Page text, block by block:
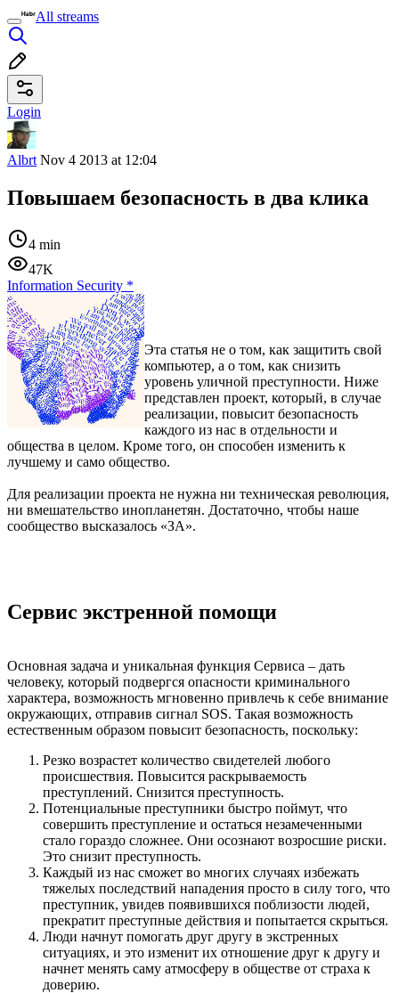
All streams
Login
Albrt Nov 4 2013 at 12:04
Повышаем безопасность в два клика
4 min
47K
Information Security *
Эта статья не о том, как защитить свой
компьютер, а о том, как снизить
уровень уличной преступности. Ниже
представлен проект, который, в случае
реализации, повысит безопасность
каждого из нас в отдельности и
общества в целом. Кроме того, он способен изменить к
лучшему и само общество.
Для реализации проекта не нужна ни техническая революция,
ни вмешательство инопланетян. Достаточно, чтобы наше
сообщество высказалось «ЗА».
Сервис экстренной помощи
Основная задача и уникальная функция Сервиса – дать
человеку, который подвергся опасности криминального
характера, возможность мгновенно привлечь к себе внимание
окружающих, отправив сигнал SOS. Такая возможность
естественным образом повысит безопасность, поскольку:
Резко возрастет количество свидетелей любого
происшествия. Повысится раскрываемость
преступлений. Снизится преступность.
Потенциальные преступники быстро поймут, что
совершить преступление и остаться незамеченными
стало гораздо сложнее. Они осознают возросшие риски.
Это снизит преступность.
Каждый из нас сможет во многих случаях избежать
тяжелых последствий нападения просто в силу того, что
преступник, увидев появившихся поблизости людей,
прекратит преступные действия и попытается скрыться.
Люди начнут помогать друг другу в экстренных
ситуациях, и это изменит их отношение друг к другу и
начнет менять саму атмосферу в обществе от страха к
доверию.